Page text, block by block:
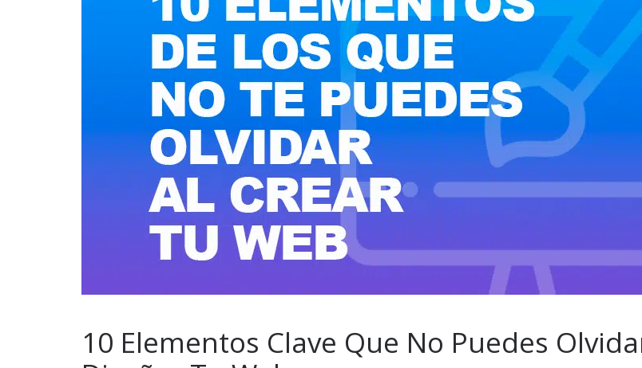
10 Elementos Clave Que No Puedes